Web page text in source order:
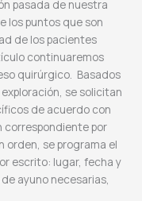
pasada de nuestra
los puntos que son
de los pacientes
continuaremos
quirúrgico. Basados
se solicitan
de acuerdo con
correspondiente por
orden, se programa el
escrito: lugar, fecha y
ayuno necesarias,